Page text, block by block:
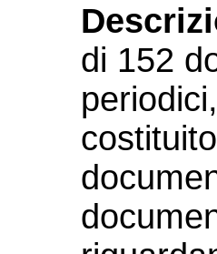
di 152